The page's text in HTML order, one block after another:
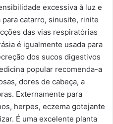
excessiva à luz e
para catarro, sinusite, rinite
das vias respiratórias
é igualmente usada para
dos sucos digestivos
popular recomenda-a
dores de cabeça, a
Externamente para
herpes, eczema gotejante
É uma excelente planta